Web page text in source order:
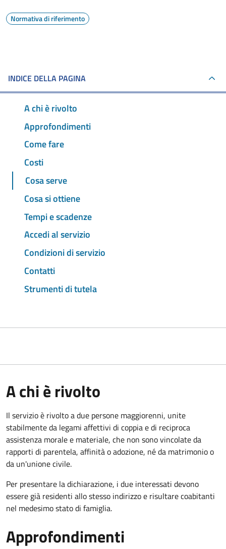
Normativa di riferimento
INDICE DELLA PAGINA
A chi è rivolto
Approfondimenti
Come fare
Costi
Cosa serve
Cosa si ottiene
Tempi e scadenze
Accedi al servizio
Condizioni di servizio
Contatti
Strumenti di tutela
A chi è rivolto
Il servizio è rivolto a due persone maggiorenni, unite
stabilmente da legami affettivi di coppia e di reciproca
assistenza morale e materiale, che non sono vincolate da
rapporti di parentela, affinità o adozione, né da matrimonio o
da un'unione civile.
Per presentare la dichiarazione, i due interessati devono
essere già residenti allo stesso indirizzo e risultare coabitanti
nel medesimo stato di famiglia.
Approfondimenti